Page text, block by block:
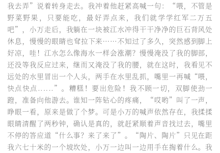
我去弄”说着转身走去。我冲着他赶紧高喊一句：“喂，不管是
野菜野果，只要能吃，最好弄点来，我们就学学红军二万五
吧”，小万走后，我躺在一块被江水冲得干干净净的巨石背风处
休息，慢慢的眼睛也耷拉下来……不知过了多久，突然感到脚上
好凉，哇！江水怎么像海水一样会涨潮？慢慢淹没了我的脚部，
还没等我反应过来，继而又淹没了我的腰，就在这时，我看见不
远处的水里冒出一个人头，两手在水里乱抓，嘴里一再喊“喂，
快点快点......”。糟糕！要出危险！我不顾一切，双脚使劲一
蹬，准备向他游去。谁知一阵钻心的疼痛，“哎哟”叫了一声，
睁眼一看，原来是做了个梦。可是小万的喊声依然存在，我揉揉
眼睛清醒了两秒钟，确认是真的，就赶紧顺着声音找过去，嘴里
不停的答应道“什么事？来了来了”。“陶片、陶片”只见在距
我六七十米的一个坡坎处，小万一边叫一边用手在掏着什么。我